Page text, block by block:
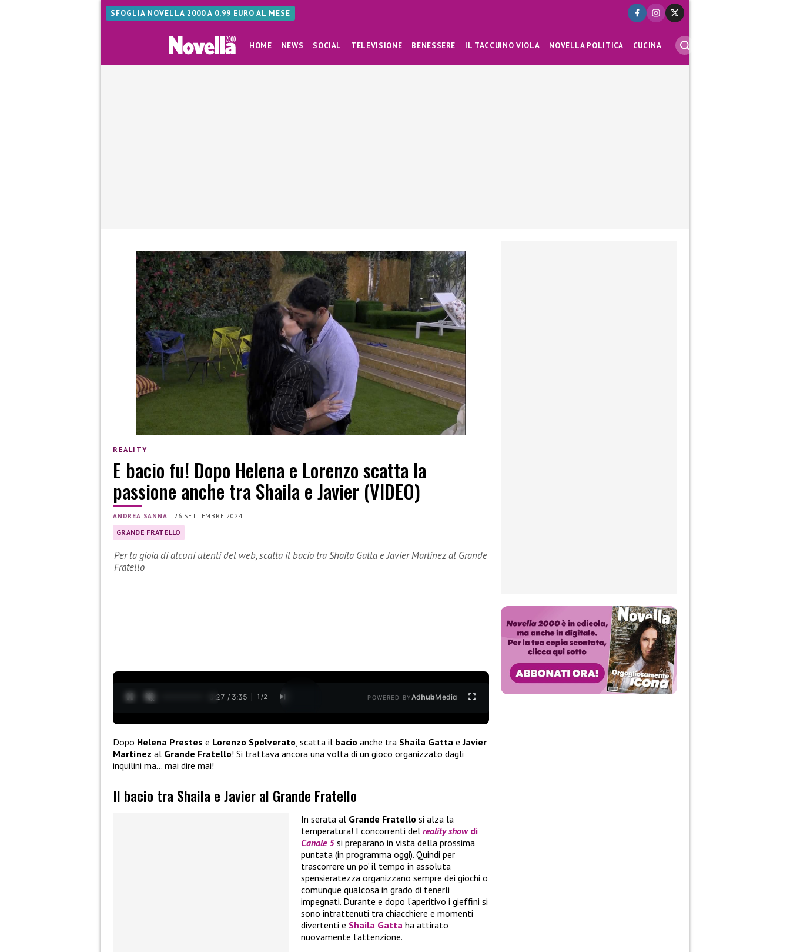
SFOGLIA NOVELLA 2000 A 0,99 EURO AL MESE
HOME NEWS SOCIAL TELEVISIONE BENESSERE IL TACCUINO VIOLA NOVELLA POLITICA CUCINA
REALITY
E bacio fu! Dopo Helena e Lorenzo scatta la
passione anche tra Shaila e Javier (VIDEO)
ANDREA SANNA | 26 SETTEMBRE 2024
GRANDE FRATELLO
Per la gioia di alcuni utenti del web, scatta il bacio tra Shaila Gatta e Javier Martínez al Grande
Fratello
0:28 / 3:35 1 /2 POWERED BYAdhubMedia
Dopo Helena Prestes e Lorenzo Spolverato, scatta il bacio anche tra Shaila Gatta e Javier
Martínez al Grande Fratello! Si trattava ancora una volta di un gioco organizzato dagli
inquilini ma… mai dire mai!
Il bacio tra Shaila e Javier al Grande Fratello
In serata al Grande Fratello si alza la
temperatura! I concorrenti del reality show di
Canale 5 si preparano in vista della prossima
puntata (in programma oggi). Quindi per
trascorrere un po’ il tempo in assoluta
spensieratezza organizzano sempre dei giochi o
comunque qualcosa in grado di tenerli
impegnati. Durante e dopo l’aperitivo i gieffini si
sono intrattenuti tra chiacchiere e momenti
divertenti e Shaila Gatta ha attirato
nuovamente l’attenzione.